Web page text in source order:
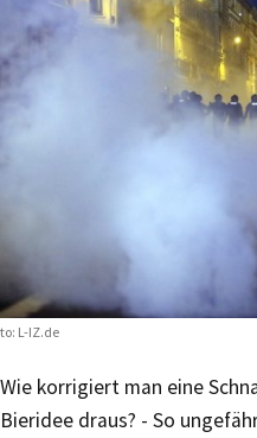
L-IZ.de
Wie korrigiert man eine
Bieridee draus? - So